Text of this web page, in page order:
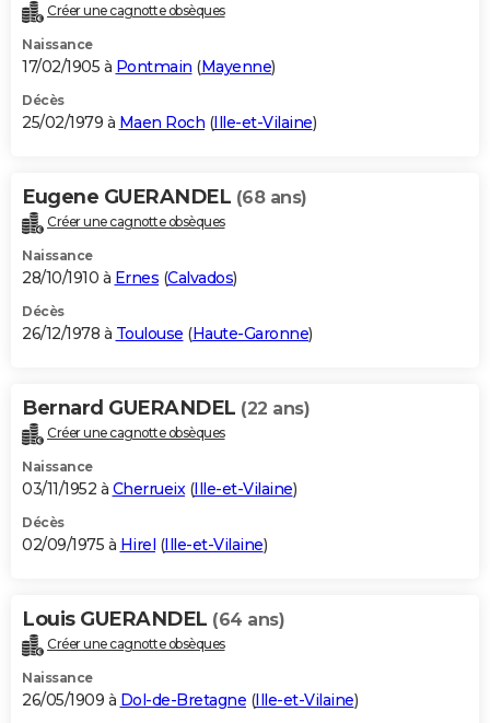
Créer une cagnotte obsèques
Naissance
17/02/1905 à Pontmain (Mayenne)
Décès
25/02/1979 à Maen Roch (Ille-et-Vilaine)
Eugene GUERANDEL (68 ans)
Créer une cagnotte obsèques
Naissance
28/10/1910 à Ernes (Calvados)
Décès
26/12/1978 à Toulouse (Haute-Garonne)
Bernard GUERANDEL (22 ans)
Créer une cagnotte obsèques
Naissance
03/11/1952 à Cherrueix(Ille-et-Vilaine)
Décès
02/09/1975 à Hirel (Ille-et-Vilaine)
Louis GUERANDEL (64 ans)
Créer une cagnotte obsèques
Naissance
26/05/1909 à Dol-de-Bretagne (Ille-et-Vilaine)